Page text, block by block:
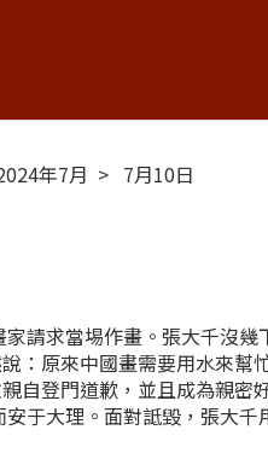
年7月 7月10日
請求當埸作畫。張大千沒
：原來中國畫需要用水來
自登門道歉，並且成為親
于大理。面對詆毀，張大千